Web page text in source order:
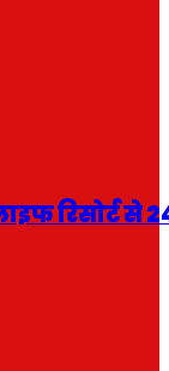
रिसोर्ट से